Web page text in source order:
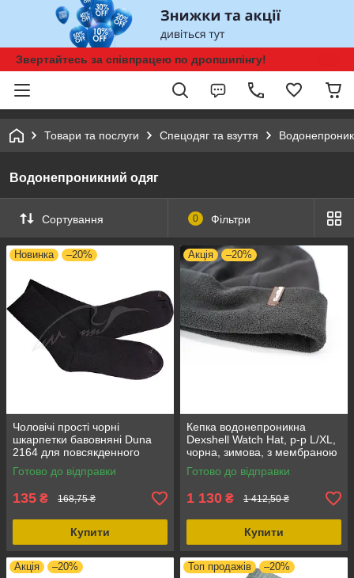
Звертайтесь за співпрацею по дропшипінгу!
Товари та послуги Спецодяг та взуття
Водонепроникний одяг
Сортування 0 Фільтри
Новинка –20%
Чоловічі прості чорні
шкарпетки бавовняні Duna
2164 для повсякденного
носіння Розмір 25-27 (40-42)
водонепроникні шкарпетки
Готово до відправки
135 ₴ 168,75 ₴
Купити
Акція –20%
Кепка водонепроникна
Dexshell Watch Hat, р-р L/XL,
чорна, зимова, з мембраною
Porelle
Готово до відправки
1 130 ₴ 1 412,50 ₴
Купити
Акція –20% Топ продажів –20%